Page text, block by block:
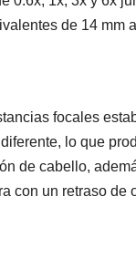
de 14 mm
focales
lo que
de cabello,
con un retraso